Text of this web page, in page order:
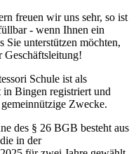
freuen wir uns sehr, so ist
- wenn Ihnen ein
Sie unterstützen möchten,
Geschäftsleitung!
Schule ist als
in Bingen registriert und
Zwecke.
des § 26 BGB besteht aus
in der